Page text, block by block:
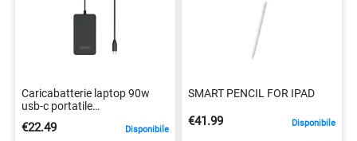
Caricabatterie laptop 90w
usb-c portatile
€22.49 Disponibile
SMART PENCIL FOR IPAD
€41.99 Disponibile